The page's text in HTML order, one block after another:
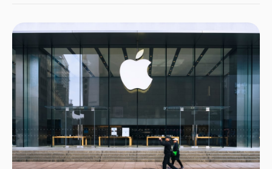
딱지를 넘기지는 못했지만, 얼굴에 웃음이 가득했다. 드라마 속에 직접 들어간
듯한 경험을 제공했기 때문이다. 정장 차림의 미국 딱지맨은 한 방문자가
딱지를 넘기는데 성공하자 “당신에게만 말해준다”며 행사장 내에 마련된 다른
게임에서 더 좋은 점수를 딸 수 있는 팁을 알려주기도 했다.